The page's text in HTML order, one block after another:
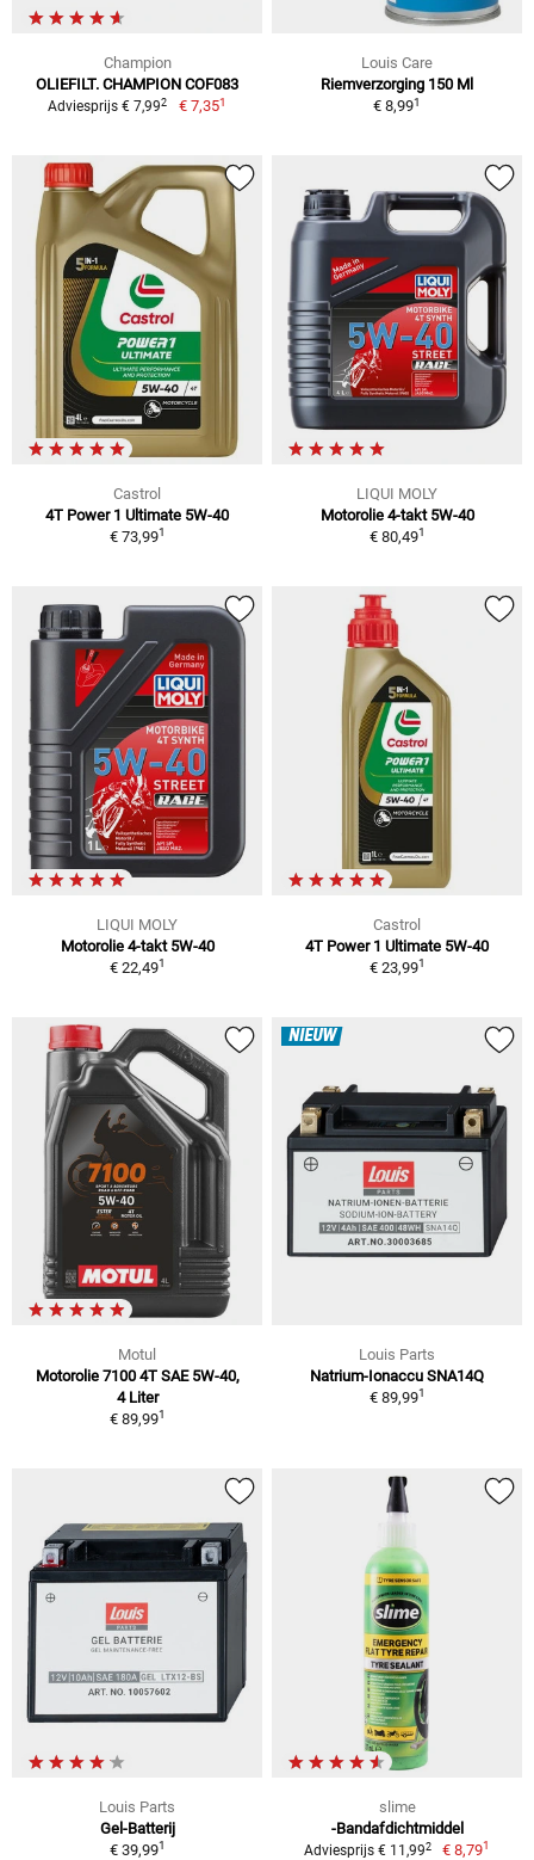
Champion
OLIEFILT. CHAMPION COF083
Adviesprijs € 7,992 € 7,351
Louis Care
Riemverzorging 150 Ml
€ 8,991
Castrol
4T Power 1 Ultimate 5W-40
€ 73,991
LIQUI MOLY
Motorolie 4-takt 5W-40
€ 80,491
LIQUI MOLY
Motorolie 4-takt 5W-40
€ 22,491
Castrol
4T Power 1 Ultimate 5W-40
€ 23,991
Motul
Motorolie 7100 4T SAE 5W-40,
4 Liter
€ 89,991
NIEUW
Louis Parts
Natrium-Ionaccu SNA14Q
€ 89,991
Louis Parts
Gel-Batterij
€ 39,991
slime
-Bandafdichtmiddel
Adviesprijs € 11,992 € 8,791